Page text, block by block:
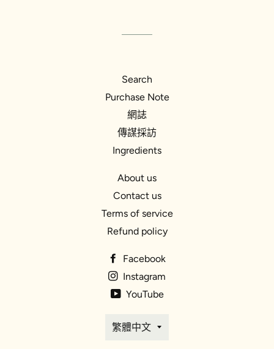
Search
Purchase Note
網誌
傳謀採訪
Ingredients
About us
Contact us
Terms of service
Refund policy
Facebook
Instagram
YouTube
語
繁體中文